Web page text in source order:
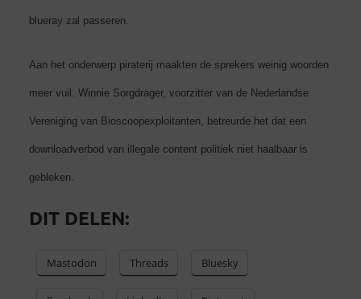
blueray zal passeren.
Aan het onderwerp piraterij maakten de sprekers weinig woorden
meer vuil. Winnie Sorgdrager, voorzitter van de Nederlandse
Vereniging van Bioscoopexploitanten, betreurde het dat een
downloadverbod van illegale content politiek niet haalbaar is
gebleken.
DIT DELEN:
Mastodon Threads Bluesky